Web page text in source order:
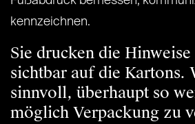
kennzeichnen.
Sie drucken die
sichtbar auf die Kartons.
sinnvoll, überhaupt so
möglich Verpackung zu